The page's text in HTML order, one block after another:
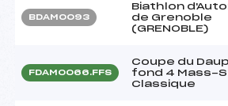
BDAM0093
Biathlon
de Grenoble
(GRENOBLE)
FDAM0066.FFS
Coupe du
fond 4 Mass-
Classique